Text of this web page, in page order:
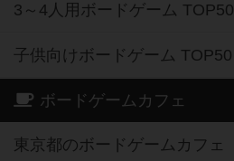
3～4人用ボードゲーム TOP50
子供向けボードゲーム TOP50
ボードゲームカフェ
東京都のボードゲームカフェ